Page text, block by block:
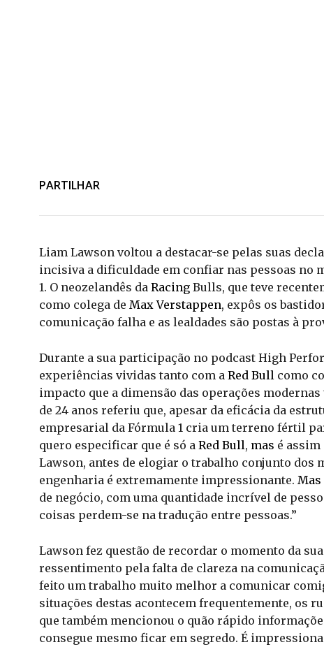
PARTILHAR
Liam Lawson voltou a destacar-se pelas suas
incisiva a dificuldade em confiar nas pessoas no
1. O neozelandês da Racing Bulls, que teve
como colega de Max Verstappen, expôs os
comunicação falha e as lealdades são postas à
Durante a sua participação no podcast High
experiências vividas tanto com a Red Bull como
impacto que a dimensão das operações
de 24 anos referiu que, apesar da eficácia da
empresarial da Fórmula 1 cria um terreno fértil
quero especificar que é só a Red Bull, mas é assim
Lawson, antes de elogiar o trabalho conjunto dos
engenharia é extremamente impressionante. Mas
de negócio, com uma quantidade incrível de
coisas perdem-se na tradução entre pessoas.”
Lawson fez questão de recordar o momento da
ressentimento pela falta de clareza na
feito um trabalho muito melhor a comunicar
situações destas acontecem frequentemente, os
que também mencionou o quão rápido
consegue mesmo ficar em segredo. É